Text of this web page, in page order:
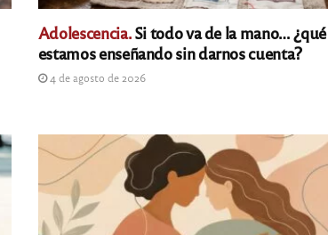
Adolescencia.Si todo va de la mano… ¿qué
estamos enseñando sin darnos cuenta?
4 de agosto de 2026